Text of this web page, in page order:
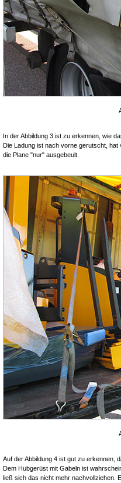
In der Abbildung 3 ist zu erkennen, wie
Die Ladung ist nach vorne gerutscht,
die Plane "nur" ausgebeult.
Auf der Abbildung 4 ist gut zu erkennen,
Dem Hubgerüst mit Gabeln ist
ließ sich das nicht mehr nachvollziehen.